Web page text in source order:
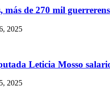
más de 270 mil
2025
Leticia Mosso
2025